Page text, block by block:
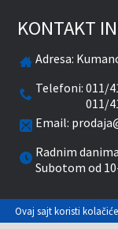
KONTAKT
Adresa:
Telefoni:011/
011/
Email:
Radnim
Subotom od
Ovaj sajt koristi